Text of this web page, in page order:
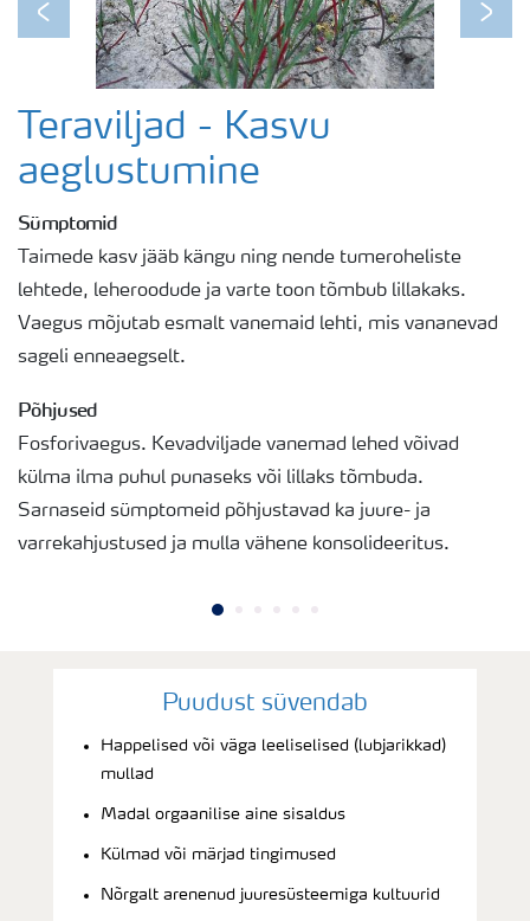
Previous Next
Teraviljad - Kasvu
aeglustumine
Sümptomid
Taimede kasv jääb kängu ning nende tumeroheliste
lehtede, leheroodude ja varte toon tõmbub lillakaks.
Vaegus mõjutab esmalt vanemaid lehti, mis vananevad
sageli enneaegselt.
Põhjused
Fosforivaegus. Kevadviljade vanemad lehed võivad
külma ilma puhul punaseks või lillaks tõmbuda.
Sarnaseid sümptomeid põhjustavad ka juure- ja
varrekahjustused ja mulla vähene konsolideeritus.
Puudust süvendab
Happelised või väga leeliselised (lubjarikkad)
mullad
Madal orgaanilise aine sisaldus
Külmad või märjad tingimused
Nõrgalt arenenud juuresüsteemiga kultuurid